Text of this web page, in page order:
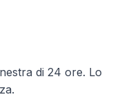
di 24 ore. Lo